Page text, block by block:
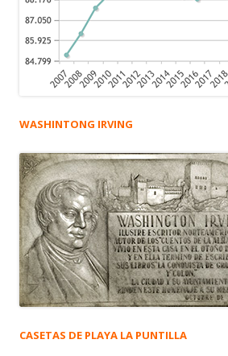
WASHINTONG IRVING
CASETAS DE PLAYA LA PUNTILLA